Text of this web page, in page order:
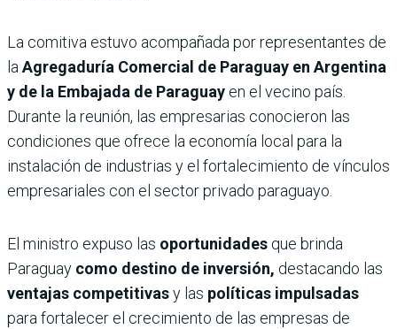
La comitiva estuvo acompañada por representantes de
laAgregaduría Comercial de Paraguay en Argentina
y de la Embajada de Paraguay en el vecino país.
Durante la reunión, las empresarias conocieron las
condiciones que ofrece la economía local para la
instalación de industrias y el fortalecimiento de vínculos
empresariales con el sector privado paraguayo.
El ministro expuso las oportunidades que brinda
Paraguay como destino de inversión, destacando las
ventajas competitivasy las políticas impulsadas
para fortalecer el crecimiento de las empresas de